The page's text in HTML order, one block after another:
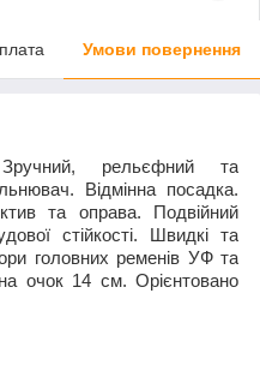
Умови повернення
Зручний, рельєфний та
Відмінна посадка.
та оправа. Подвійний
стійкості. Швидкі та
головних ременів УФ та
очок 14 см. Орієнтовано